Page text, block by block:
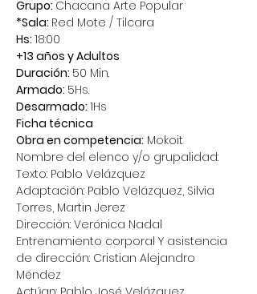
Grupo: Chacana Arte Popular
*Sala: Red Mote / Tilcara
Hs: 18:00
+13 años y Adultos
Duración: 50 Min.
Armado: 5Hs.
Desarmado: 1Hs
Ficha técnica
Obra en competencia: Mokoit
Nombre del elenco y/o grupalidad:
Texto: Pablo Velázquez
Adaptación: Pablo Velázquez, Silvia
Torres, Martin Jerez
Dirección: Verónica Nadal
Entrenamiento corporal Y asistencia
de dirección: Cristian Alejandro
Méndez